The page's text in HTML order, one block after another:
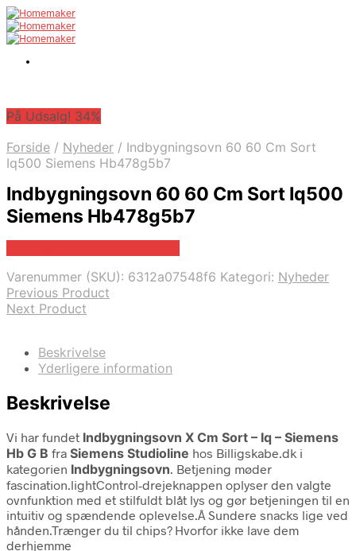
På Udsalg! 34%
Forside / Nyheder / Indbygningsovn 60 60 Cm Sort
Iq500 Siemens Hb478g5b7
Indbygningsovn 60 60 Cm Sort Iq500
Siemens Hb478g5b7
Varenummer (SKU): 6312a07548f6 Kategori: Nyheder
Previous Product
Next Product
Beskrivelse
Yderligere information
Beskrivelse
Vi har fundet Indbygningsovn X Cm Sort – Iq – Siemens
Hb G B fra Siemens Studioline hos Billigskabe.dk i
kategorien Indbygningsovn. Betjening møder
fascination.lightControl-drejeknappen oplyser den valgte
ovnfunktion med et stilfuldt blåt lys og gør betjeningen til en
intuitiv og spændende oplevelse.Â Sundere snacks lige ved
hånden.Trænger du til chips? Hvorfor ikke lave dem
derhjemme